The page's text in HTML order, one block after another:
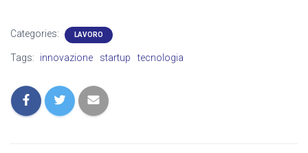
Categories: LAVORO
Tags: innovazione startup tecnologia